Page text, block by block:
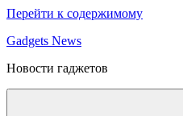
Перейти к содержимому
Gadgets News
Новости гаджетов